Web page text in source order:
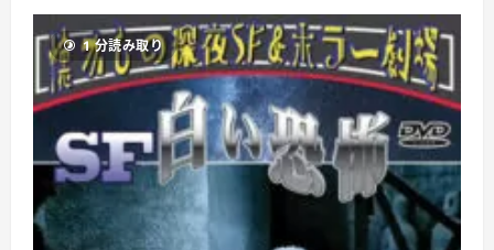
（ま
も
り
び
と）
＋
I’ll
need
brave
feat
D-
Core
に
つ
い
1 分読み取り